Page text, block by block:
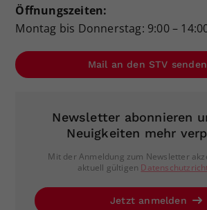
Öffnungszeiten:
Montag bis Donnerstag: 9:00 –
Mail an den STV senden
Newsletter abonnieren
Neuigkeiten mehr
Mit der Anmeldung zum Newsletter
aktuell gültigen
Jetzt anmelden